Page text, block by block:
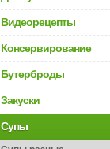
Видеорецепты
Консервирование
Бутерброды
Закуски
Супы